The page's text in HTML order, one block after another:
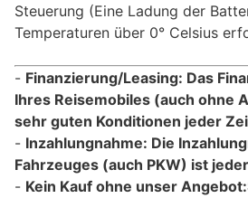
Steuerung (Eine Ladung der
Temperaturen über 0° Celsius
Finanzierung/Leasing: Das
Ihres Reisemobiles (auch ohne
sehr guten Konditionen jeder
Inzahlungnahme: Die
Fahrzeuges (auch PKW) ist
Kein Kauf ohne unser